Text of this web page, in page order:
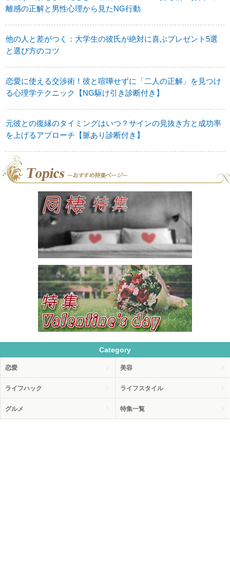
離感の正解と男性心理から見たNG行動
他の人と差がつく：大学生の彼氏が絶対に喜ぶプレゼント5選
と選び方のコツ
恋愛に使える交渉術！彼と喧嘩せずに「二人の正解」を見つけ
る心理学テクニック【NG駆け引き診断付き】
元彼との復縁のタイミングはいつ？サインの見抜き方と成功率
を上げるアプローチ【脈あり診断付き】
Category
恋愛 美容
ライフハック ライフスタイル
グルメ 特集一覧